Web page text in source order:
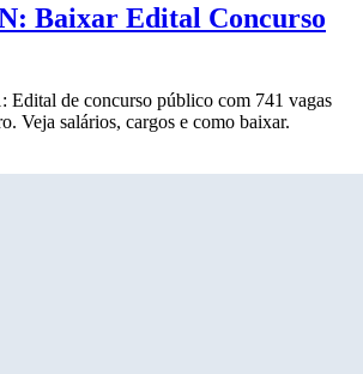
Baixar Edital Concurso
de concurso público com 741 vagas
Veja salários, cargos e como baixar.